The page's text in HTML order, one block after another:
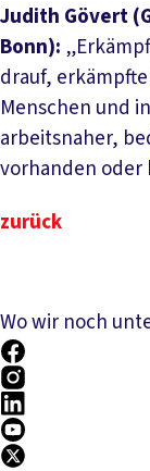
Judith Gövert
Bonn):
drauf,
Menschen und
arbeitsnaher,
vorhanden oder
zurück
Wo wir noch